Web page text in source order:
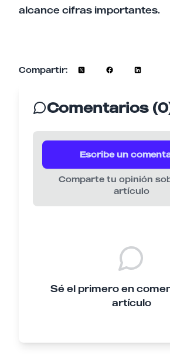
alcance cifras importantes.
Compartir:
Comentarios
Escribe un
Comparte tu opinión
artículo
Sé el primero en
artículo